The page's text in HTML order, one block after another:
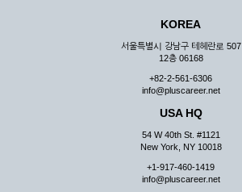
KOREA
서울특별시 강남구 테헤란로 507
12층 06168
+82-2-561-6306
info@pluscareer.net
USA HQ
54 W 40th St. #1121
New York, NY 10018
+1-917-460-1419
info@pluscareer.net